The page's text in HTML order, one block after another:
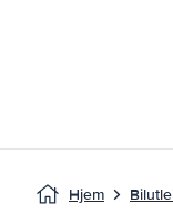
Hjem